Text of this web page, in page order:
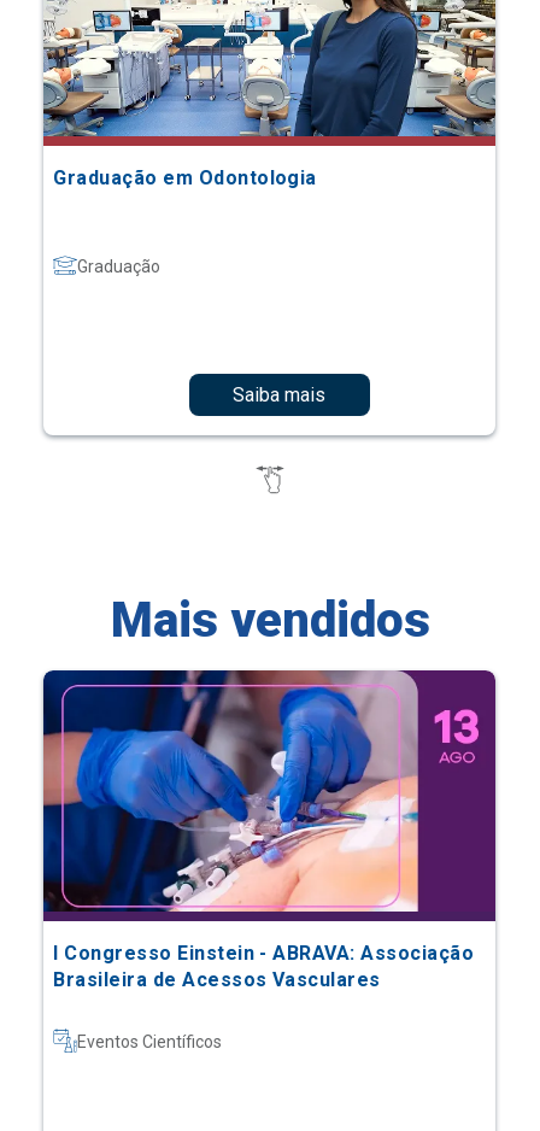
Graduação em Odontologia
Graduação
Saiba mais
Mais vendidos
I Congresso Einstein - ABRAVA: Associação
Brasileira de Acessos Vasculares
Eventos Científicos